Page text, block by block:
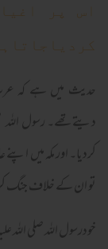
اس پر
حدیث میں ہے کہ
دیتےتھے۔ رسول اللہ
کردیا۔ اور مکہ میں
تو ان کے خلاف جنگ
خودرسول اللہ صلی